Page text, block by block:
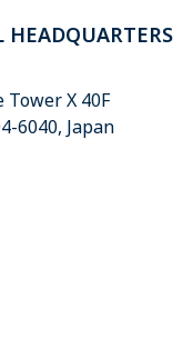
HEADQUARTERS
X 40F
6040, Japan